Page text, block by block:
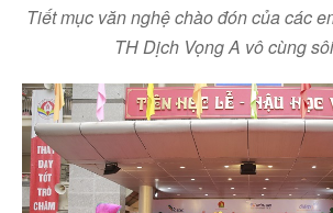
Tiết mục văn nghệ chào đón của các
TH Dịch Vọng A vô cùng